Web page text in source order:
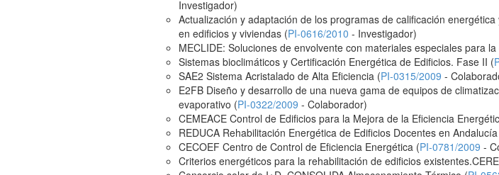
Investigador)
Actualización y adaptación de los programas de calificación
en edificios y viviendas (PI-0616/2010 - Investigador)
MECLIDE: Soluciones de envolvente con materiales especiales para
Sistemas bioclimáticos y Certificación Energética de Edificios. Fase II (
SAE2 Sistema Acristalado de Alta Eficiencia (PI-0315/2009 -
E2FB Diseño y desarrollo de una nueva gama de equipos de
evaporativo (PI-0322/2009 - Colaborador)
CEMEACE Control de Edificios para la Mejora de la Eficiencia
REDUCA Rehabilitación Energética de Edificios Docentes en
CECOEF Centro de Control de Eficiencia Energética (PI-0781/2009 -
Criterios energéticos para la rehabilitación de edificios